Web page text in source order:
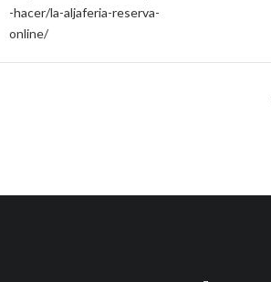
-hacer/la-aljaferia-reserva-
online/